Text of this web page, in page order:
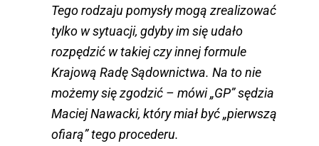
Tego rodzaju pomysły mogą zrealizować
tylko w sytuacji, gdyby im się udało
rozpędzić w takiej czy innej formule
Krajową Radę Sądownictwa. Na to nie
możemy się zgodzić – mówi „GP” sędzia
Maciej Nawacki, który miał być „pierwszą
ofiarą” tego procederu.